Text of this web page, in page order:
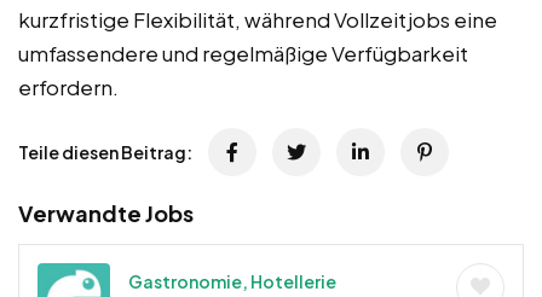
kurzfristige Flexibilität, während Vollzeitjobs eine
umfassendere und regelmäßige Verfügbarkeit
erfordern.
Teile diesen Beitrag:
Verwandte Jobs
Gastronomie, Hotellerie